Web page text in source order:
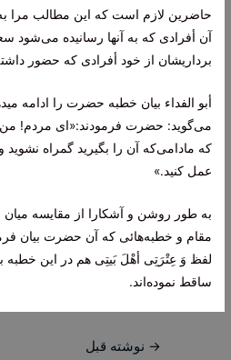
حاضرین لازم است كه این مطالب مرا به
آن أفرادى كه به آنها رسانیده مى‌شود
برداریشان از خود أفرادى كه حضور
أبو الفداء بیان خطبه حضرت را ادامه
مى‌گوید: حضرت فرمودند:«اى مردم! من
كه مادامى‌كه آن را بگیرید گمراه
عمل كنید.»
به طور روشن و آشكارا از مقایسه میان
مقام و خطبه‌هائى كه آن حضرت بیان
لفظ وَ عِتْرَتِى أهْلَ بَیتِى هم در این خطبه
ساقط نموده‌اند.
راهبری
→ نوشته قبل